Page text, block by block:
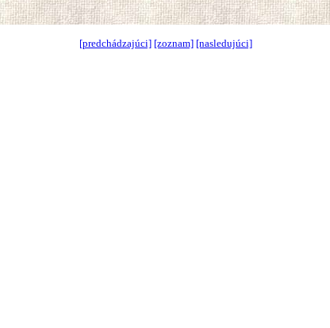
[predchádzajúci] [zoznam] [nasledujúci]